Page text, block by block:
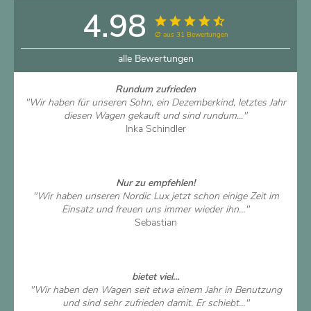
4.98 ∅ aus 31 Bewertungen
alle Bewertungen
Rundum zufrieden
"Wir haben für unseren Sohn, ein Dezemberkind, letztes Jahr
diesen Wagen gekauft und sind rundum..."
Inka Schindler
Nur zu empfehlen!
"Wir haben unseren Nordic Lux jetzt schon einige Zeit im
Einsatz und freuen uns immer wieder ihn..."
Sebastian
bietet viel...
"Wir haben den Wagen seit etwa einem Jahr in Benutzung
und sind sehr zufrieden damit. Er schiebt..."